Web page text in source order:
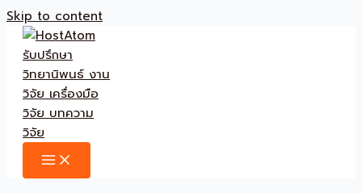
Skip to content